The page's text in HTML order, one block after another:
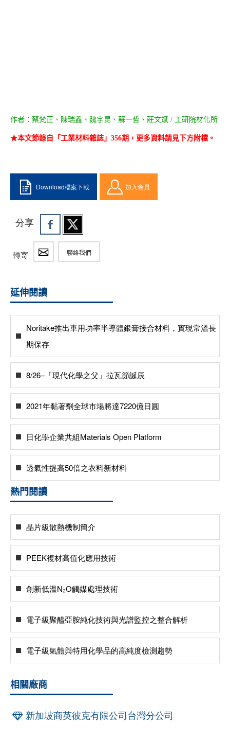
作者：蔡梵正、陳瑞鑫、魏宇昆、蘇一哲、莊文斌 / 工研院材化所
★本文節錄自「工業材料雜誌」356期，更多資料請見下方附檔。
Download檔案下載 加入會員
分享
轉寄 聯絡我們
延伸閱讀
Noritake推出車用功率半導體銀膏接合材料，實現常溫長
期保存
8/26–「現代化學之父」拉瓦節誕辰
2021年黏著劑全球市場將達7220億日圓
日化學企業共組Materials Open Platform
透氣性提高50倍之衣料新材料
熱門閱讀
晶片級散熱機制簡介
PEEK複材高值化應用技術
創新低溫N₂O觸媒處理技術
電子級聚醯亞胺純化技術與光譜監控之整合解析
電子級氣體與特用化學品的高純度檢測趨勢
相關廠商
新加坡商英彼克有限公司台灣分公司